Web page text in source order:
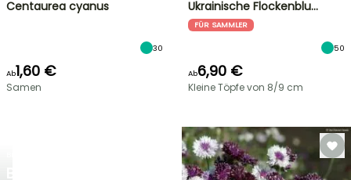
Centaurea cyanus
30
Ab1,60 €
Samen
Ukrainische Flockenblu…
FÜR SAMMLER
50
Ab6,90 €
Kleine Töpfe von 8/9 cm